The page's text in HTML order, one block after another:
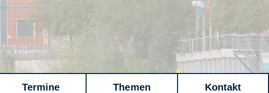
Termine Themen Kontakt